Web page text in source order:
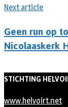
Next article
Geen run op
Nicolaaskerk
STICHTING
www.helvoirt.net